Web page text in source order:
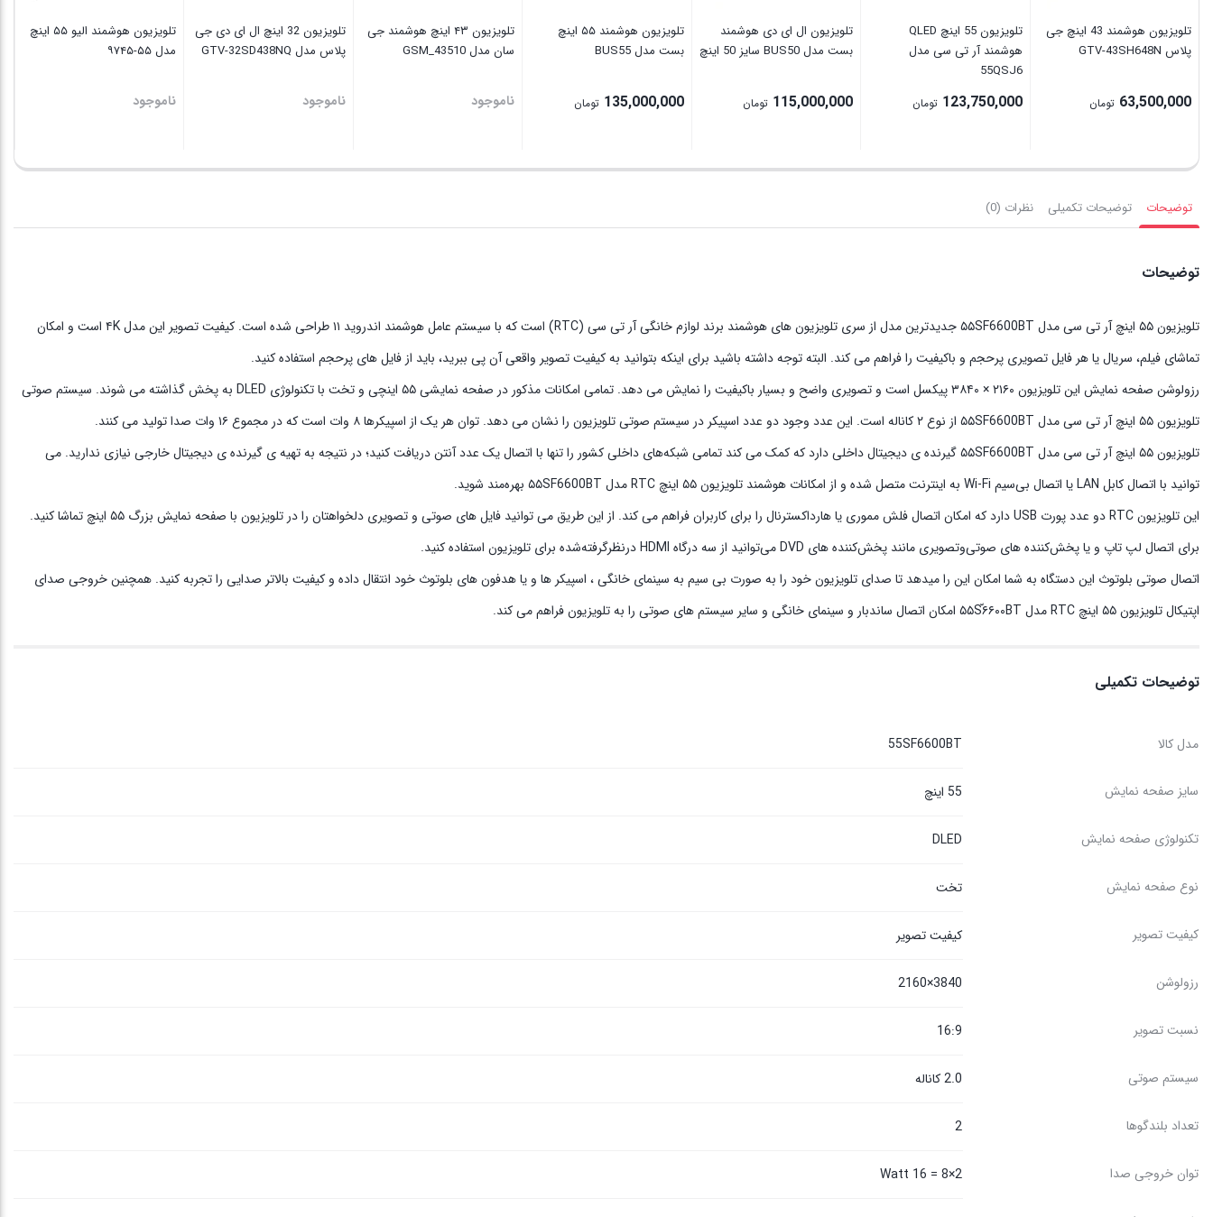
تلویزیون هوشمند 43 اینچ جی
پلاس GTV-43SH648N
63,500,000 تومان
تلویزیون 55 اینچ QLED
هوشمند آر تی سی مدل
55QSJ6
123,750,000 تومان
تلویزیون ال ای دی هوشمند
بست مدل BUS50 سایز 50 اینچ
115,000,000 تومان
تلویزیون هوشمند ۵۵ اینچ
بست مدل BUS55
135,000,000 تومان
تلویزیون ۴۳ اینچ هوشمند جی
سان مدل GSM_43510
ناموجود
تلویزیون 32 اینچ ال ای دی جی
پلاس مدل GTV-32SD438NQ
ناموجود
تلویزیون هوشمند الیو ۵۵ اینچ
مدل ۵۵-۹۷۴۵
ناموجود
توضیحات توضیحات تکمیلی نظرات (0)
توضیحات
تلویزیون ۵۵ اینچ آر تی سی مدل ۵۵SF6600BT جدیدترین مدل از سری تلویزیون های هوشمند برند لوازم خانگی آر تی سی (RTC) است که با سیستم عامل هوشمند اندروید ۱۱ طراحی شده است. کیفیت تصویر این مدل ۴K است و امکان
تماشای فیلم، سریال یا هر فایل تصویری پرحجم و باکیفیت را فراهم می‌ کند. البته توجه داشته باشید برای اینکه بتوانید به کیفیت‌ تصویر واقعی آن پی ببرید، باید از فایل‌ های پرحجم استفاده کنید.
رزولوشن صفحه‌ نمایش این تلویزیون ۲۱۶۰ × ۳۸۴۰ پیکسل است و تصویری واضح و بسیار باکیفیت را نمایش می دهد. تمامی امکانات مذکور در صفحه ‌نمایشی ۵۵ اینچی و تخت با تکنولوژی DLED به پخش گذاشته می‌ شوند. سیستم ‌صوتی
تلویزیون ۵۵ اینچ آر تی سی مدل ۵۵SF6600BT از نوع ۲ کاناله است. این عدد وجود دو عدد اسپیکر در سیستم‌ صوتی تلویزیون را نشان می ‌دهد. توان هر یک از اسپیکرها ۸ وات است که در مجموع ۱۶ وات صدا تولید می ‌کنند.
تلویزیون ۵۵ اینچ آر تی سی مدل ۵۵SF6600BT گیرنده ‌ی ‌دیجیتال داخلی دارد که کمک می‌ کند تمامی شبکه‌های داخلی کشور را تنها با اتصال یک عدد آنتن دریافت کنید؛ در نتیجه به تهیه‌ ی گیرنده‌ ی ‌دیجیتال خارجی نیازی ندارید. می
‌توانید با اتصال کابل LAN یا اتصال بی‌سیم Wi-Fi به اینترنت متصل شده و از امکانات هوشمند تلویزیون ۵۵ اینچ RTC مدل ۵۵SF6600BT بهره‌مند شوید.
این تلویزیون RTC دو عدد پورت USB دارد که امکان اتصال فلش مموری یا هارداکسترنال را برای کاربران فراهم می ‌کند. از این طریق می ‌توانید فایل ‌های صوتی و تصویری دلخواهتان را در تلویزیون با صفحه نمایش بزرگ ۵۵ اینچ تماشا کنید.
برای اتصال لپ تاپ و یا پخش‌‌کننده‌ های صوتی‌وتصویری مانند پخش‌کننده ‌های DVD می‌توانید از سه درگاه HDMI درنظرگرفته‌شده برای تلویزیون استفاده کنید.
اتصال صوتی بلوتوث این دستگاه به شما امکان این را میدهد تا صدای تلویزیون خود را به صورت بی سیم به سینمای خانگی ، اسپیکر ها و یا هدفون های بلوتوث خود انتقال داده و کیفیت بالاتر صدایی را تجربه کنید. همچنین خروجی صدای
اپتیکال تلویزیون ۵۵ اینچ RTC مدل ۵۵Sّ۶۶۰۰BT امکان اتصال ساندبار و سینمای خانگی و سایر سیستم ‌های صوتی را به تلویزیون فراهم می ‌کند.
توضیحات تکمیلی
مدل کالا 55SF6600BT
سایز صفحه نمایش 55 اینچ
تکنولوژی صفحه نمایش DLED
نوع صفحه نمایش تخت
کیفیت تصویر کیفیت تصویر
رزولوشن 3840×2160
نسبت تصویر 16:9
سیستم صوتی 2.0 کاناله
تعداد بلندگوها 2
توان خروجی صدا 2×8 = 16 Watt